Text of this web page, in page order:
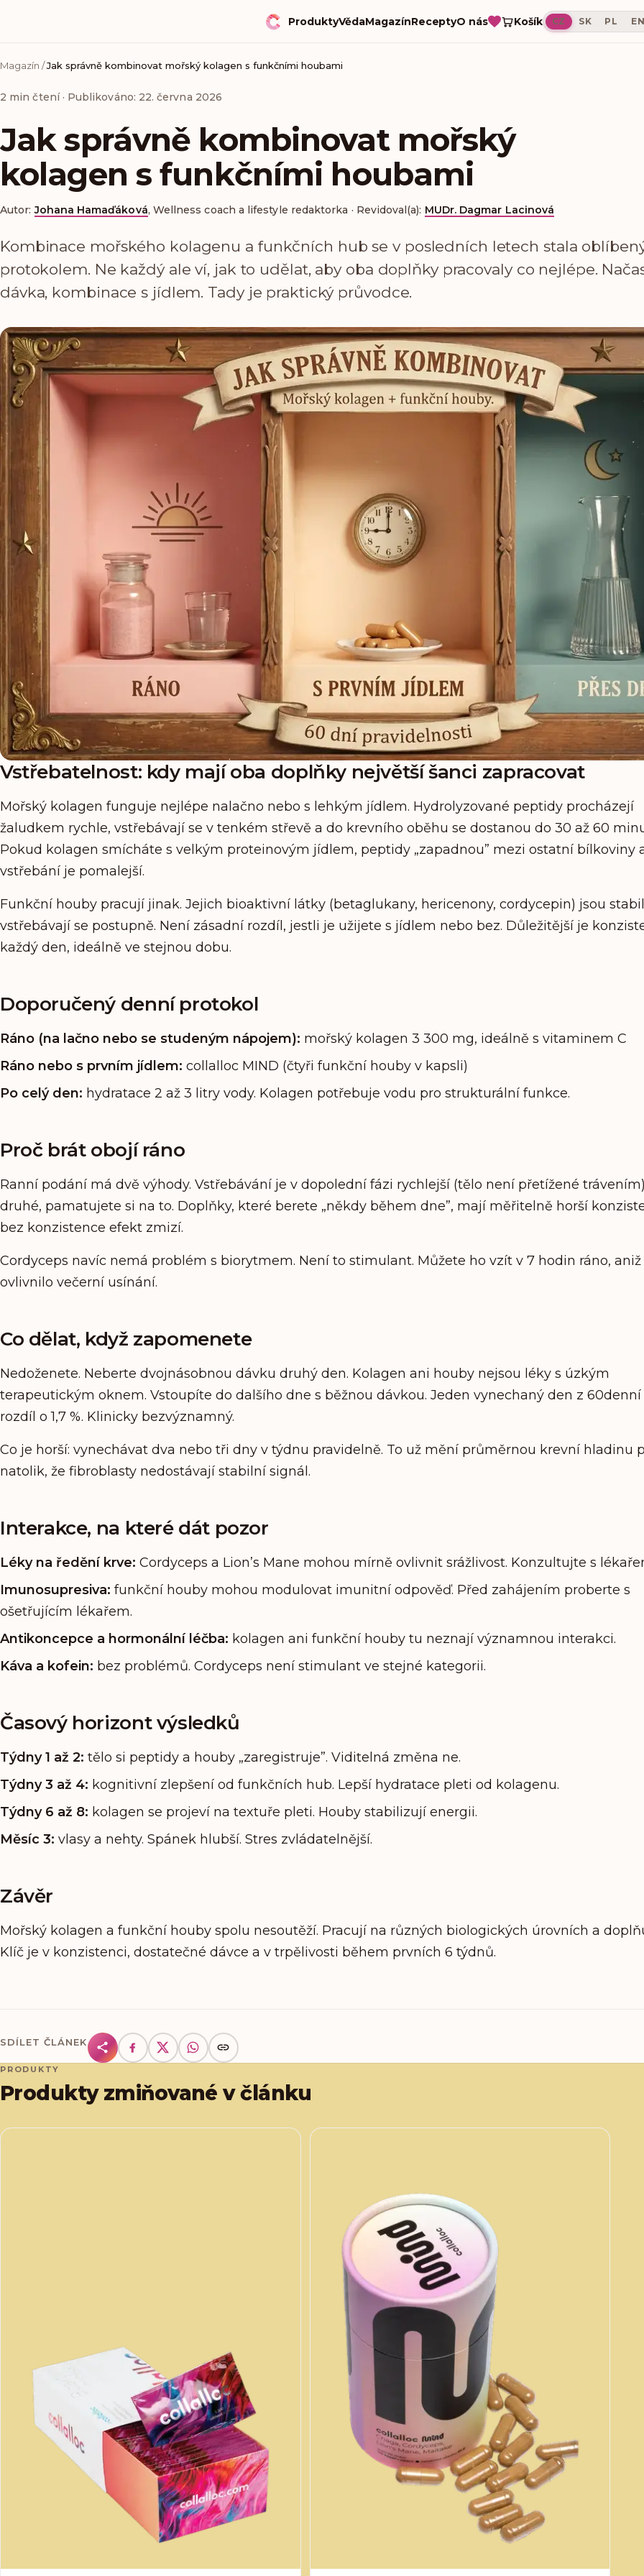
ProduktyVědaMagazínReceptyO nás Košík CZ SK PL EN
Magazín /Jak správně kombinovat mořský kolagen s funkčními houbami
2 min čtení· Publikováno: 22. června 2026
Jak správně kombinovat mořský
kolagen s funkčními houbami
Autor: Johana Hamaďáková, Wellness coach a lifestyle redaktorka · Revidoval(a): MUDr. Dagmar Lacinová
Kombinace mořského kolagenu a funkčních hub se v posledních letech stala
protokolem. Ne každý ale ví, jak to udělat, aby oba doplňky pracovaly co nejlépe.
dávka, kombinace s jídlem. Tady je praktický průvodce.
Vstřebatelnost: kdy mají oba doplňky největší šanci zapracovat
Mořský kolagen funguje nejlépe nalačno nebo s lehkým jídlem. Hydrolyzované peptidy procházejí
žaludkem rychle, vstřebávají se v tenkém střevě a do krevního oběhu se dostanou do 30 až 60
Pokud kolagen smícháte s velkým proteinovým jídlem, peptidy „zapadnou” mezi ostatní bílkoviny
vstřebání je pomalejší.
Funkční houby pracují jinak. Jejich bioaktivní látky (betaglukany, hericenony, cordycepin) jsou
vstřebávají se postupně. Není zásadní rozdíl, jestli je užijete s jídlem nebo bez. Důležitější je
každý den, ideálně ve stejnou dobu.
Doporučený denní protokol
Ráno (na lačno nebo se studeným nápojem): mořský kolagen 3 300 mg, ideálně s vitaminem C
Ráno nebo s prvním jídlem: collalloc MIND (čtyři funkční houby v kapsli)
Po celý den: hydratace 2 až 3 litry vody. Kolagen potřebuje vodu pro strukturální funkce.
Proč brát obojí ráno
Ranní podání má dvě výhody. Vstřebávání je v dopolední fázi rychlejší (tělo není přetížené
druhé, pamatujete si na to. Doplňky, které berete „někdy během dne”, mají měřitelně horší
bez konzistence efekt zmizí.
Cordyceps navíc nemá problém s biorytmem. Není to stimulant. Můžete ho vzít v 7 hodin ráno, aniž
ovlivnilo večerní usínání.
Co dělat, když zapomenete
Nedoženete. Neberte dvojnásobnou dávku druhý den. Kolagen ani houby nejsou léky s úzkým
terapeutickým oknem. Vstoupíte do dalšího dne s běžnou dávkou. Jeden vynechaný den z
rozdíl o 1,7 %. Klinicky bezvýznamný.
Co je horší: vynechávat dva nebo tři dny v týdnu pravidelně. To už mění průměrnou krevní hladinu
natolik, že fibroblasty nedostávají stabilní signál.
Interakce, na které dát pozor
Léky na ředění krve: Cordyceps a Lion’s Mane mohou mírně ovlivnit srážlivost. Konzultujte s
Imunosupresiva: funkční houby mohou modulovat imunitní odpověď. Před zahájením proberte s
ošetřujícím lékařem.
Antikoncepce a hormonální léčba: kolagen ani funkční houby tu neznají významnou interakci.
Káva a kofein: bez problémů. Cordyceps není stimulant ve stejné kategorii.
Časový horizont výsledků
Týdny 1 až 2: tělo si peptidy a houby „zaregistruje”. Viditelná změna ne.
Týdny 3 až 4: kognitivní zlepšení od funkčních hub. Lepší hydratace pleti od kolagenu.
Týdny 6 až 8: kolagen se projeví na textuře pleti. Houby stabilizují energii.
Měsíc 3: vlasy a nehty. Spánek hlubší. Stres zvládatelnější.
Závěr
Mořský kolagen a funkční houby spolu nesoutěží. Pracují na různých biologických úrovních a
Klíč je v konzistenci, dostatečné dávce a v trpělivosti během prvních 6 týdnů.
SDÍLET ČLÁNEK
PRODUKTY
Produkty zmiňované v článku